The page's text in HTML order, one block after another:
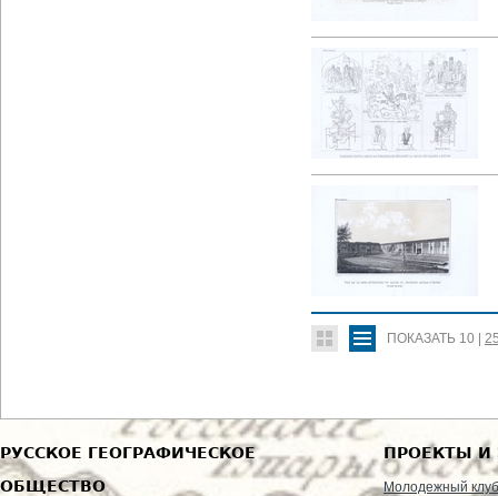
ПОКАЗАТЬ 10
РУССКОЕ ГЕОГРАФИЧЕСКОЕ
ОБЩЕСТВО
ПРОЕКТЫ И
Молодежный клуб